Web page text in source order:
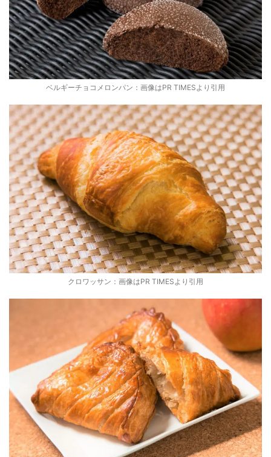
ベルギーチョコメロンパン：画像はPR TIMESより引用
クロワッサン：画像はPR TIMESより引用